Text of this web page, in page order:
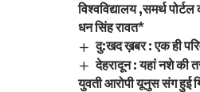
विश्वविद्यालय ,समर्थ
धन सिंह रावत*
दु:खद ख़बर : एक ही
देहरादून : यहां नशे की
युवती आरोपी यूनुस संग हुई